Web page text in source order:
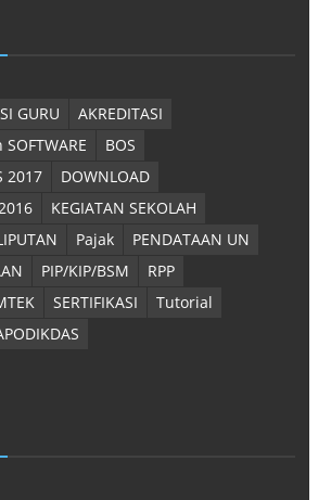
GURU
AKREDITASI
BOS
2017
DOWNLOAD
KEGIATAN SEKOLAH
Pajak
PENDATAAN UN
PIP/KIP/BSM
RPP
SERTIFIKASI
Tutorial